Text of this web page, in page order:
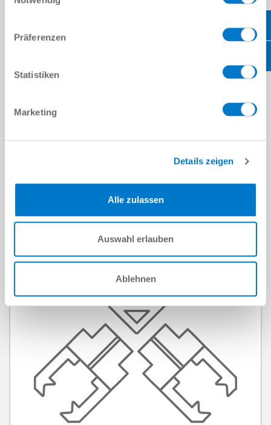
Präferenzen
Statistiken
Marketing
Details zeigen
Alle zulassen
Auswahl erlauben
Ablehnen
Sala de exposición referencias del sistema